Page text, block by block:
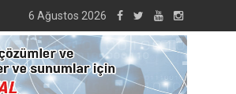
6 Ağustos 2026